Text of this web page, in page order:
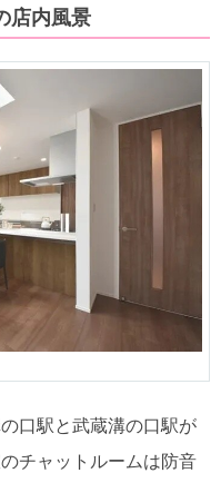
店内風景
口駅と武蔵溝の口駅が
チャットルームは防音